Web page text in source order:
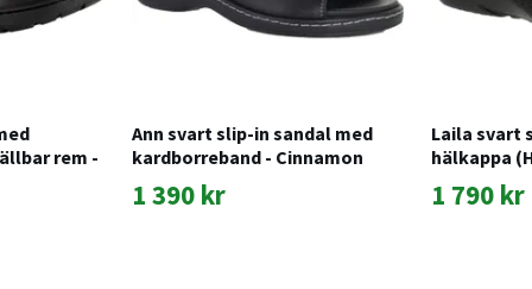
rem -
Ann svart slip-in sandal med
kardborreband - Cinnamon
1 390 kr
Laila svart
hälkappa
1 790 kr